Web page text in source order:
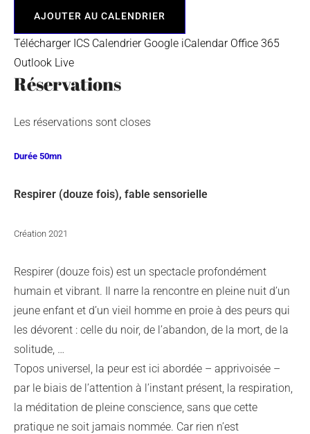
AJOUTER AU CALENDRIER
Télécharger ICS Calendrier Google iCalendar Office 365
Outlook Live
Réservations
Les réservations sont closes
Durée 50mn
Respirer (douze fois), fable sensorielle
Création 2021
Respirer (douze fois) est un spectacle profondément
humain et vibrant. Il narre la rencontre en pleine nuit d’un
jeune enfant et d’un vieil homme en proie à des peurs qui
les dévorent : celle du noir, de l’abandon, de la mort, de la
solitude, …
Topos universel, la peur est ici abordée – apprivoisée –
par le biais de l’attention à l’instant présent, la respiration,
la méditation de pleine conscience, sans que cette
pratique ne soit jamais nommée. Car rien n’est